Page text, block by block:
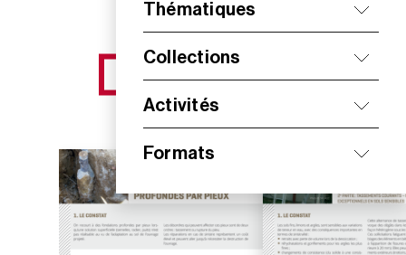
Thématiques
Collections
Activités
Formats
NOS NOUVEAUTÉS